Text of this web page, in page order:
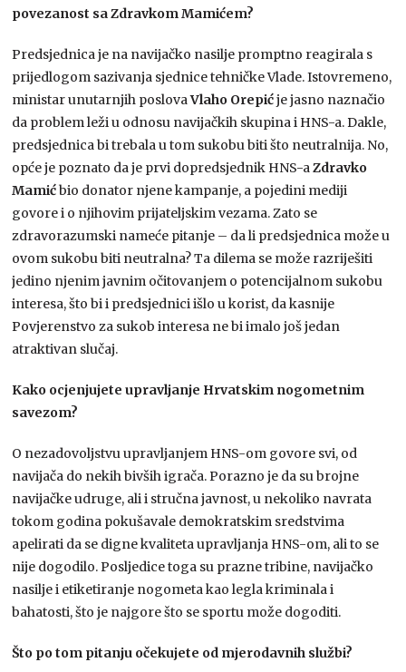
povezanost sa Zdravkom Mamićem?
Predsjednica je na navijačko nasilje promptno reagirala s
prijedlogom sazivanja sjednice tehničke Vlade. Istovremeno,
ministar unutarnjih poslovaVlaho Orepićje jasno naznačio
da problem leži u odnosu navijačkih skupina i HNS-a. Dakle,
predsjednica bi trebala u tom sukobu biti što neutralnija. No,
opće je poznato da je prvi dopredsjednik HNS-aZdravko
Mamićbio donator njene kampanje, a pojedini mediji
govore i o njihovim prijateljskim vezama. Zato se
zdravorazumski nameće pitanje – da li predsjednica može u
ovom sukobu biti neutralna? Ta dilema se može razriješiti
jedino njenim javnim očitovanjem o potencijalnom sukobu
interesa, što bi i predsjednici išlo u korist, da kasnije
Povjerenstvo za sukob interesa ne bi imalo još jedan
atraktivan slučaj.
Kako ocjenjujete upravljanje Hrvatskim nogometnim
savezom?
O nezadovoljstvu upravljanjem HNS-om govore svi, od
navijača do nekih bivših igrača. Porazno je da su brojne
navijačke udruge, ali i stručna javnost, u nekoliko navrata
tokom godina pokušavale demokratskim sredstvima
apelirati da se digne kvaliteta upravljanja HNS-om, ali to se
nije dogodilo. Posljedice toga su prazne tribine, navijačko
nasilje i etiketiranje nogometa kao legla kriminala i
bahatosti, što je najgore što se sportu može dogoditi.
Što po tom pitanju očekujete od mjerodavnih službi?